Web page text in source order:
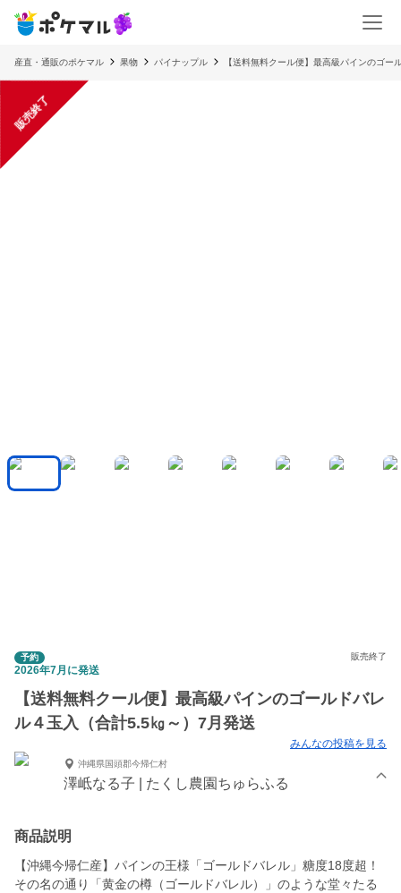
産直・通販のポケマル 果物 パイナップル 【送料無料クール便】最高級パインのゴ
販売終了
予約 販売終了
2026年7月に発送
【送料無料クール便】最高級パインのゴールドバレ
ル４玉入（合計5.5㎏～）7月発送
みんなの投稿を見る
沖縄県国頭郡今帰仁村
澤岻なる子 | たくし農園ちゅらふる
商品説明
【沖縄今帰仁産】パインの王様「ゴールドバレル」糖度18度超！
その名の通り「黄金の樽（ゴールドバレル）」のような堂々たる